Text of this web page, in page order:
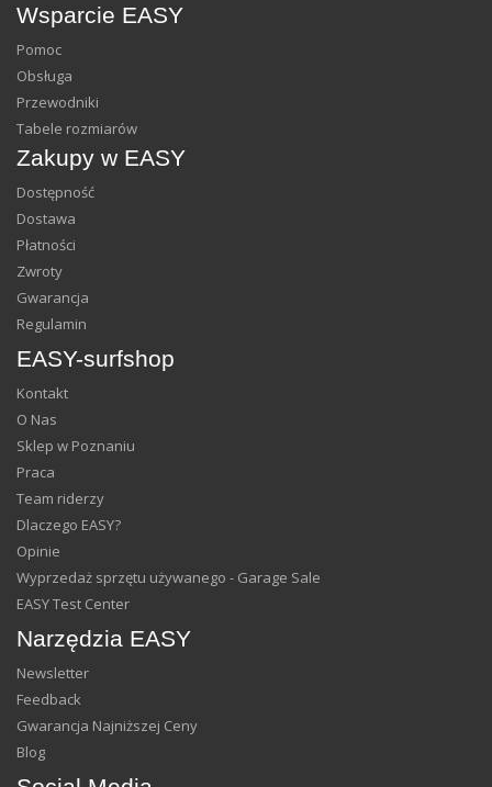
Wsparcie EASY
Pomoc
Obsługa
Przewodniki
Tabele rozmiarów
Zakupy w EASY
Dostępność
Dostawa
Płatności
Zwroty
Gwarancja
Regulamin
EASY-surfshop
Kontakt
O Nas
Sklep w Poznaniu
Praca
Team riderzy
Dlaczego EASY?
Opinie
Wyprzedaż sprzętu używanego - Garage Sale
EASY Test Center
Narzędzia EASY
Newsletter
Feedback
Gwarancja Najniższej Ceny
Blog